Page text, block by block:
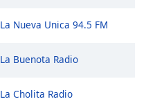
La Nueva Unica 94.5 FM
La Buenota Radio
La Cholita Radio